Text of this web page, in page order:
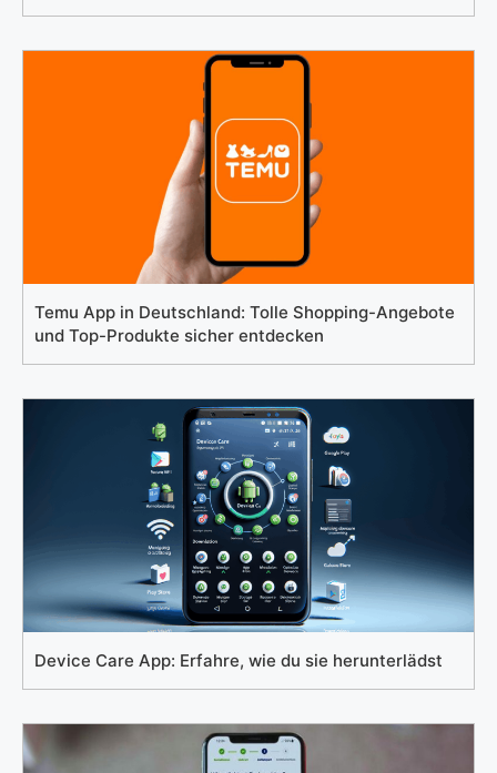
Temu App in Deutschland: Tolle Shopping-Angebote
und Top-Produkte sicher entdecken
Device Care App: Erfahre, wie du sie herunterlädst